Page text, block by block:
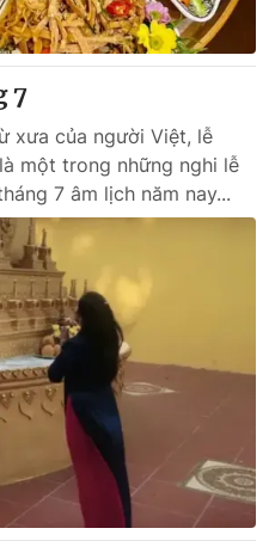
Podcast
video
Thể thao
Bất động sản
Tấm lòng Việt
7
xưa của người Việt, lễ
một trong những nghi lễ
7 âm lịch năm nay...